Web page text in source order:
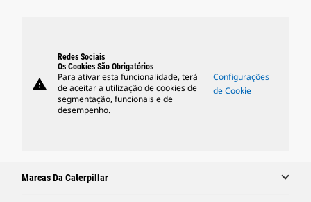
warning
Redes Sociais
Os Cookies São Obrigatórios
Para ativar esta funcionalidade, terá
de aceitar a utilização de cookies de
segmentação, funcionais e de
desempenho.
Configurações
de Cookie
Marcas Da Caterpillar